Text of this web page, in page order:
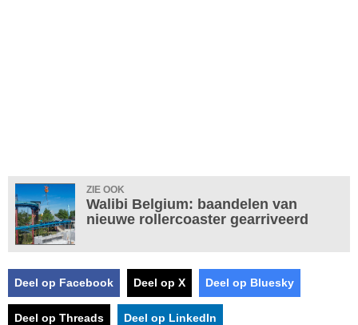
ZIE OOK
Walibi Belgium: baandelen van
nieuwe rollercoaster gearriveerd
Deel op Facebook Deel op X Deel op Bluesky
Deel op Threads Deel op LinkedIn